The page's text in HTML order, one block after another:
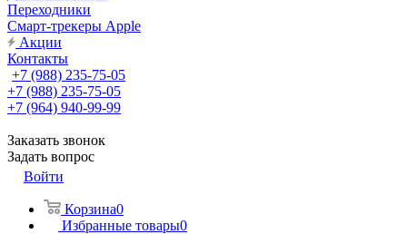
Переходники
Смарт-трекеры Apple
Акции
Контакты
+7 (988) 235-75-05
+7 (988) 235-75-05
+7 (964) 940-99-99
Заказать звонок
Задать вопрос
Войти
Корзина0
Избранные товары0